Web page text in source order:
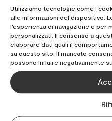
Utilizziamo tecnologie come i
alle informazioni del dispositivo.
l'esperienza di navigazione e per
personalizzati. Il consenso a
elaborare dati quali il
su questo sito. Il mancato
possono influire negativamente
PRESTAZIONI MEDICHE
ecografie
visite cardiologiche
visite ginecologiche
visite fisiatriche
visite neurologiche
visite otorinolaringoiatriche
visite neurochirurgiche